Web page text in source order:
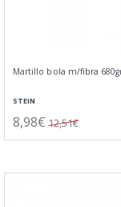
Martillo bola m/fibra
STEIN
8,98€ 12,51€